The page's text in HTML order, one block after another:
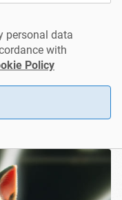
personal data
with
Policy